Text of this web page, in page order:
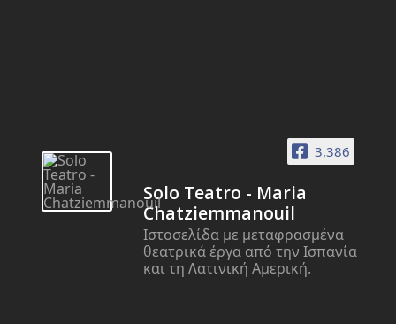
3,386
Solo Teatro - Maria
Chatziemmanouil
Ιστοσελίδα με μεταφρασμένα
θεατρικά έργα από την Ισπανία
και τη Λατινική Αμερική.